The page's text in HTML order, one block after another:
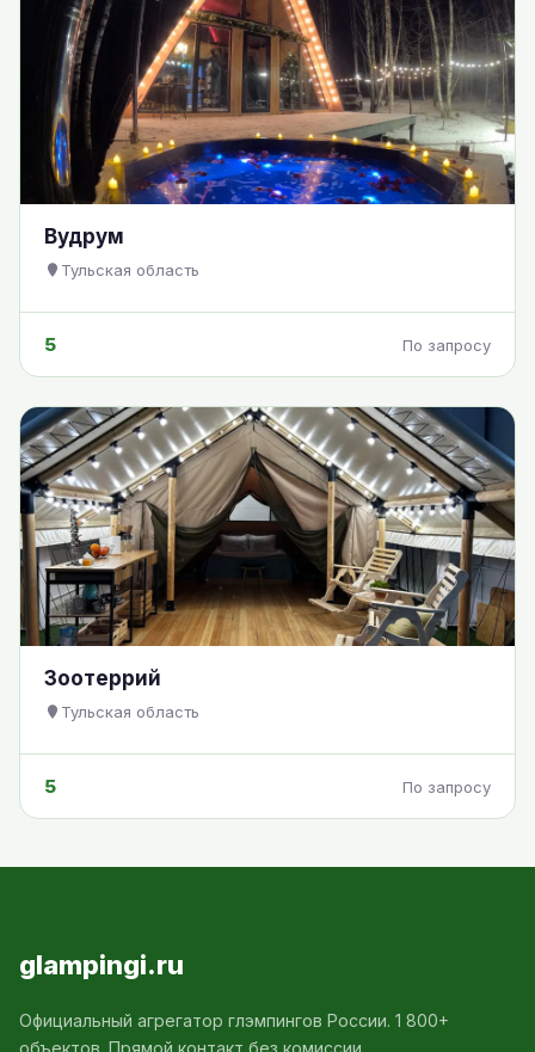
Вудрум
Тульская область
5 По запросу
Зоотеррий
Тульская область
5 По запросу
glampingi.ru
Официальный агрегатор глэмпингов России. 1 800+
объектов. Прямой контакт без комиссии.